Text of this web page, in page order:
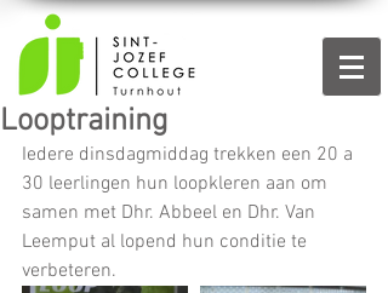
Looptraining
Iedere dinsdagmiddag trekken een 20 a
30 leerlingen hun loopkleren aan om
samen met Dhr. Abbeel en Dhr. Van
Leemput al lopend hun conditie te
verbeteren.